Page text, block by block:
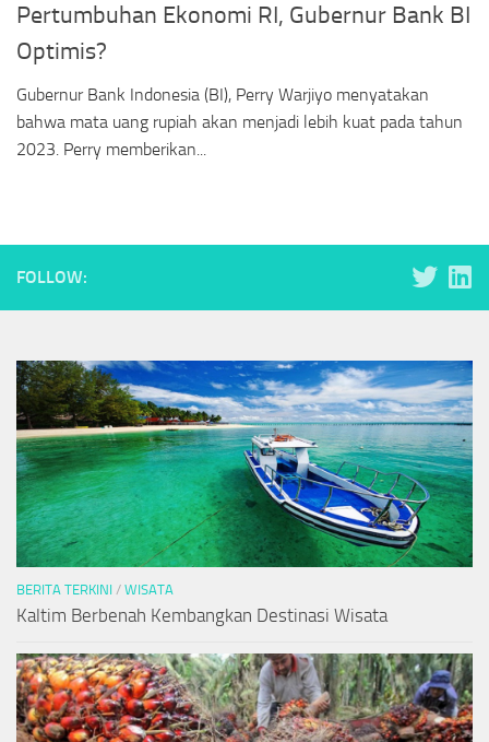
Pertumbuhan Ekonomi RI, Gubernur Bank BI
Optimis?
Gubernur Bank Indonesia (BI), Perry Warjiyo menyatakan
bahwa mata uang rupiah akan menjadi lebih kuat pada tahun
2023. Perry memberikan...
FOLLOW:
BERITA TERKINI / WISATA
Kaltim Berbenah Kembangkan Destinasi Wisata